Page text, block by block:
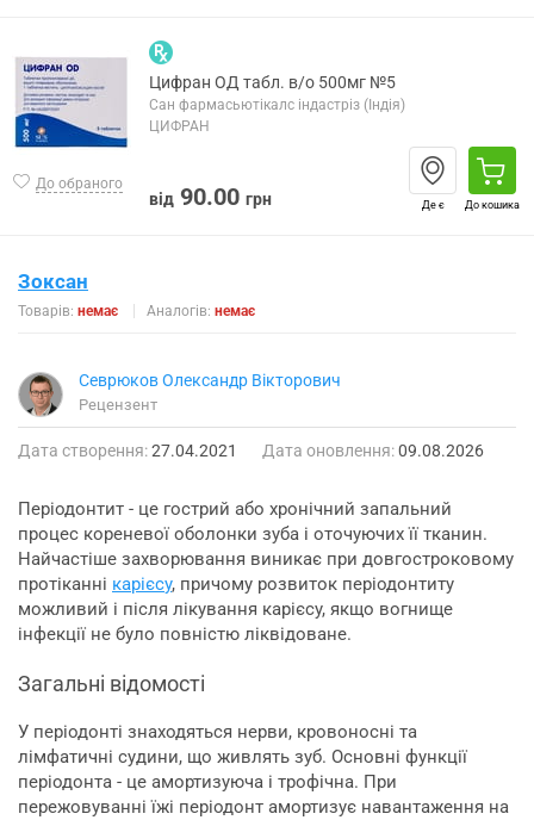
До обраного
Цифран ОД табл. в/о 500мг №5
Сан фармасьютікалс індастріз (Індія)
ЦИФРАН
від 90.00 грн Де є До кошика
Зоксан
Товарів: немає Аналогів: немає
Севрюков Олександр Вікторович
Рецензент
Дата створення:27.04.2021 Дата оновлення:09.08.2026
Періодонтит - це гострий або хронічний запальний
процес кореневої оболонки зуба і оточуючих її тканин.
Найчастіше захворювання виникає при довгостроковому
протіканні карієсу, причому розвиток періодонтиту
можливий і після лікування карієсу, якщо вогнище
інфекції не було повністю ліквідоване.
Загальні відомості
У періодонті знаходяться нерви, кровоносні та
лімфатичні судини, що живлять зуб. Основні функції
періодонта - це амортизуюча і трофічна. При
пережовуванні їжі періодонт амортизує навантаження на